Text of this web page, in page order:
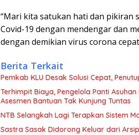
“Mari kita satukan hati dan pikiran
Covid-19 dengan mendengar dan
dengan demikian virus corona
Berita Terkait
Pemkab KLU Desak Solusi Cepat,
Terhimpit Biaya, Pengelola Panti
Asesmen Bantuan Tak Kunjung Tuntas
NTB Selangkah Lagi Terapkan Sistem
Sastra Sasak Didorong Keluar dari